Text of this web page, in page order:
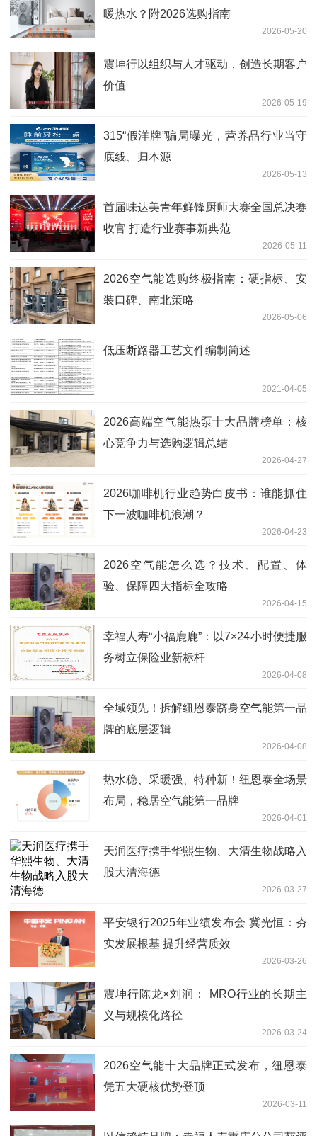
暖热水？附2026选购指南
2026-05-20
震坤行以组织与人才驱动，创造长期客户
价值
2026-05-19
315“假洋牌”骗局曝光，营养品行业当守
底线、归本源
2026-05-13
首届味达美青年鲜锋厨师大赛全国总决赛
收官 打造行业赛事新典范
2026-05-11
2026空气能选购终极指南：硬指标、安
装口碑、南北策略
2026-05-06
低压断路器工艺文件编制简述
2021-04-05
2026高端空气能热泵十大品牌榜单：核
心竞争力与选购逻辑总结
2026-04-27
2026咖啡机行业趋势白皮书：谁能抓住
下一波咖啡机浪潮？
2026-04-23
2026空气能怎么选？技术、配置、体
验、保障四大指标全攻略
2026-04-15
幸福人寿“小福鹿鹿”：以7×24小时便捷服
务树立保险业新标杆
2026-04-08
全域领先！拆解纽恩泰跻身空气能第一品
牌的底层逻辑
2026-04-08
热水稳、采暖强、特种新！纽恩泰全场景
布局，稳居空气能第一品牌
2026-04-01
天润医疗携手华熙生物、大清生物战略入
股大清海德
2026-03-27
平安银行2025年业绩发布会 冀光恒：夯
实发展根基 提升经营质效
2026-03-26
震坤行陈龙×刘润： MRO行业的长期主
义与规模化路径
2026-03-24
2026空气能十大品牌正式发布，纽恩泰
凭五大硬核优势登顶
2026-03-11